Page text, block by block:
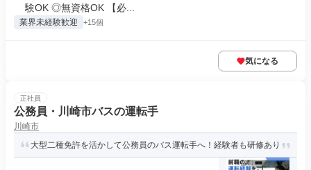
験OK ◎無資格OK 【必...
業界未経験歓迎 +15個
気になる
正社員
公務員・川崎市バスの運転手
川崎市
大型二種免許を活かして公務員のバス運転手へ！経験者も研修あり